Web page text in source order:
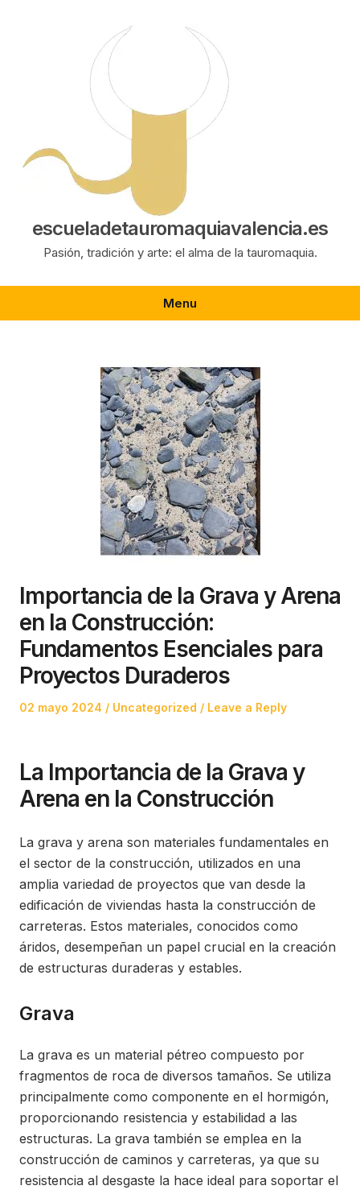
escueladetauromaquiavalencia.es
Pasión, tradición y arte: el alma de la tauromaquia.
Menu
Importancia de la Grava y Arena
en la Construcción:
Fundamentos Esenciales para
Proyectos Duraderos
Posted
02 mayo 2024
Posted
Uncategorized Leave a Reply
La Importancia de la Grava y
Arena en la Construcción
La grava y arena son materiales fundamentales en
el sector de la construcción, utilizados en una
amplia variedad de proyectos que van desde la
edificación de viviendas hasta la construcción de
carreteras. Estos materiales, conocidos como
áridos, desempeñan un papel crucial en la creación
de estructuras duraderas y estables.
Grava
La grava es un material pétreo compuesto por
fragmentos de roca de diversos tamaños. Se utiliza
principalmente como componente en el hormigón,
proporcionando resistencia y estabilidad a las
estructuras. La grava también se emplea en la
construcción de caminos y carreteras, ya que su
resistencia al desgaste la hace ideal para soportar el